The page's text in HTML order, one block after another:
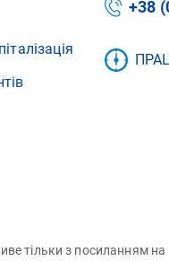
+38
тільки з посиланням на